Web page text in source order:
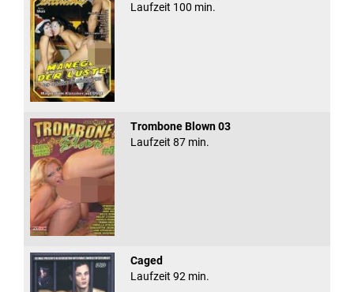
Laufzeit 100 min.
Trombone Blown 03
Laufzeit 87 min.
Caged
Laufzeit 92 min.